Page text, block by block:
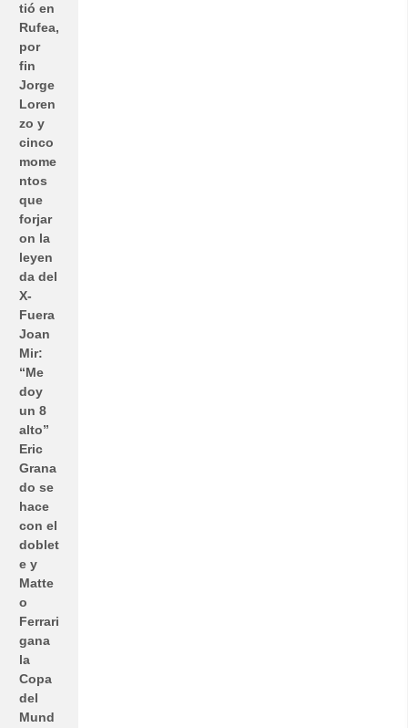
tió en
Rufea,
por
fin
Jorge
Loren
zo y
cinco
mome
ntos
que
forjar
on la
leyen
da del
X-
Fuera
Joan
Mir:
“Me
doy
un 8
alto”
Eric
Grana
do se
hace
con el
doblet
e y
Matte
o
Ferrari
gana
la
Copa
del
Mund